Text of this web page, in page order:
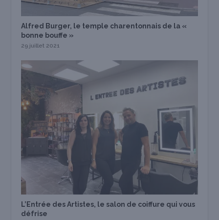
Alfred Burger, le temple charentonnais de la «
bonne bouffe »
29 juillet 2021
L’Entrée des Artistes, le salon de coiffure qui vous
défrise